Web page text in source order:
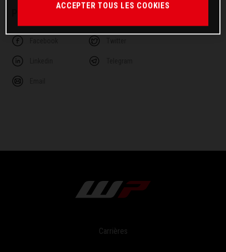
Carrières
ACCEPTER TOUS LES COOKIES